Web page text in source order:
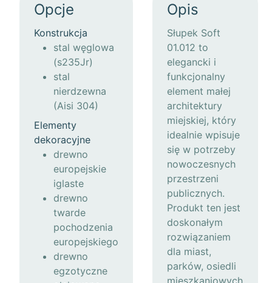
Opcje
Konstrukcja
stal węglowa
(s235Jr)
stal
nierdzewna
(Aisi 304)
Elementy
dekoracyjne
drewno
europejskie
iglaste
drewno
twarde
pochodzenia
europejskiego
drewno
egzotyczne
Opis
Słupek Soft
01.012 to
elegancki i
funkcjonalny
element małej
architektury
miejskiej, który
idealnie wpisuje
się w potrzeby
nowoczesnych
przestrzeni
publicznych.
Produkt ten jest
doskonałym
rozwiązaniem
dla miast,
parków, osiedli
mieszkaniowych